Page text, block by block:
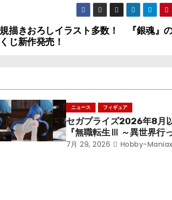
描きおろしイラスト多数！ 『銀魂』
じ新作発売！
ニュース フィギュア
セガプライズ2026年8月
『無職転生Ⅲ ～異世界行
本気だす～』から「ロキ
7月 29, 2026 Hobby-